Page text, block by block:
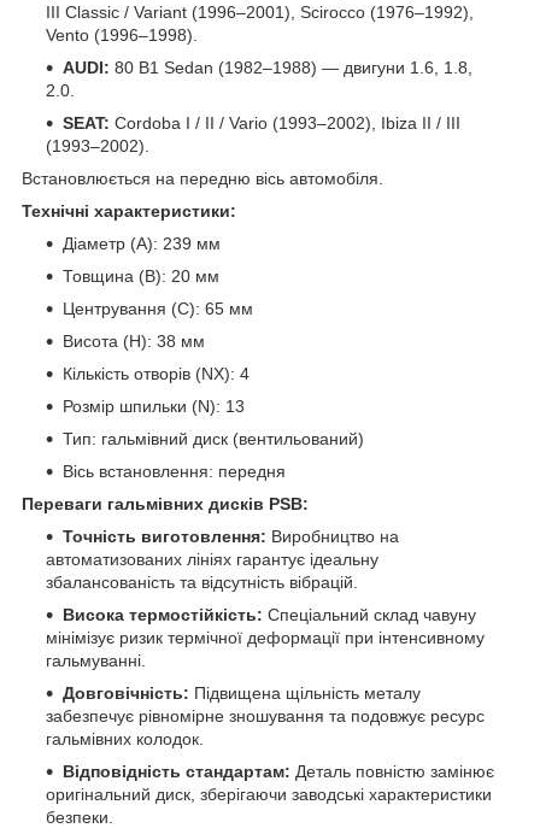
III Classic / Variant (1996–2001), Scirocco (1976–1992),
Vento (1996–1998).
AUDI: 80 B1 Sedan (1982–1988) — двигуни 1.6, 1.8,
2.0.
SEAT: Cordoba I / II / Vario (1993–2002), Ibiza II / III
(1993–2002).
Встановлюється на передню вісь автомобіля.
Технічні характеристики:
Діаметр (A): 239 мм
Товщина (B): 20 мм
Центрування (C): 65 мм
Висота (H): 38 мм
Кількість отворів (NX): 4
Розмір шпильки (N): 13
Тип: гальмівний диск (вентильований)
Вісь встановлення: передня
Переваги гальмівних дисків PSB:
Точність виготовлення: Виробництво на
автоматизованих лініях гарантує ідеальну
збалансованість та відсутність вібрацій.
Висока термостійкість: Спеціальний склад чавуну
мінімізує ризик термічної деформації при інтенсивному
гальмуванні.
Довговічність: Підвищена щільність металу
забезпечує рівномірне зношування та подовжує ресурс
гальмівних колодок.
Відповідність стандартам: Деталь повністю замінює
оригінальний диск, зберігаючи заводські характеристики
безпеки.